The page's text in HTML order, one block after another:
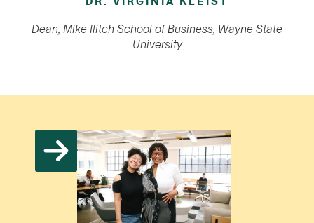
Dean, Mike Ilitch School of Business, Wayne State
University